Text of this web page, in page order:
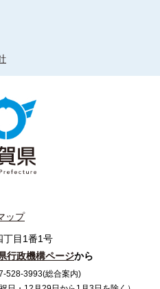
ップ
丁目1番1号
行政機構ページから
528-3993(総合案内)